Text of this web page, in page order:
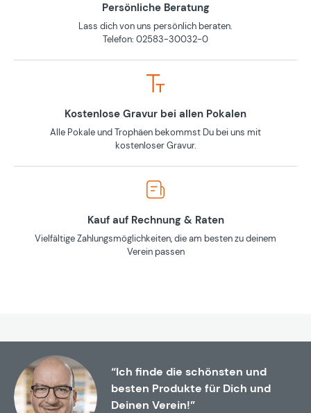
Persönliche Beratung
Lass dich von uns persönlich beraten.
Telefon: 02583-30032-0
Kostenlose Gravur bei allen Pokalen
Alle Pokale und Trophäen bekommst Du bei uns mit
kostenloser Gravur.
Kauf auf Rechnung & Raten
Vielfältige Zahlungsmöglichkeiten, die am besten zu deinem
Verein passen
“Ich finde die schönsten und
besten Produkte für Dich und
Deinen Verein!”